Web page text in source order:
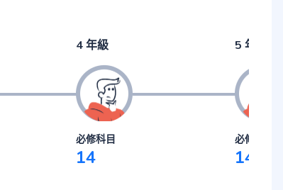
4 年級
必修科目
14
5 年級
必修科目
14